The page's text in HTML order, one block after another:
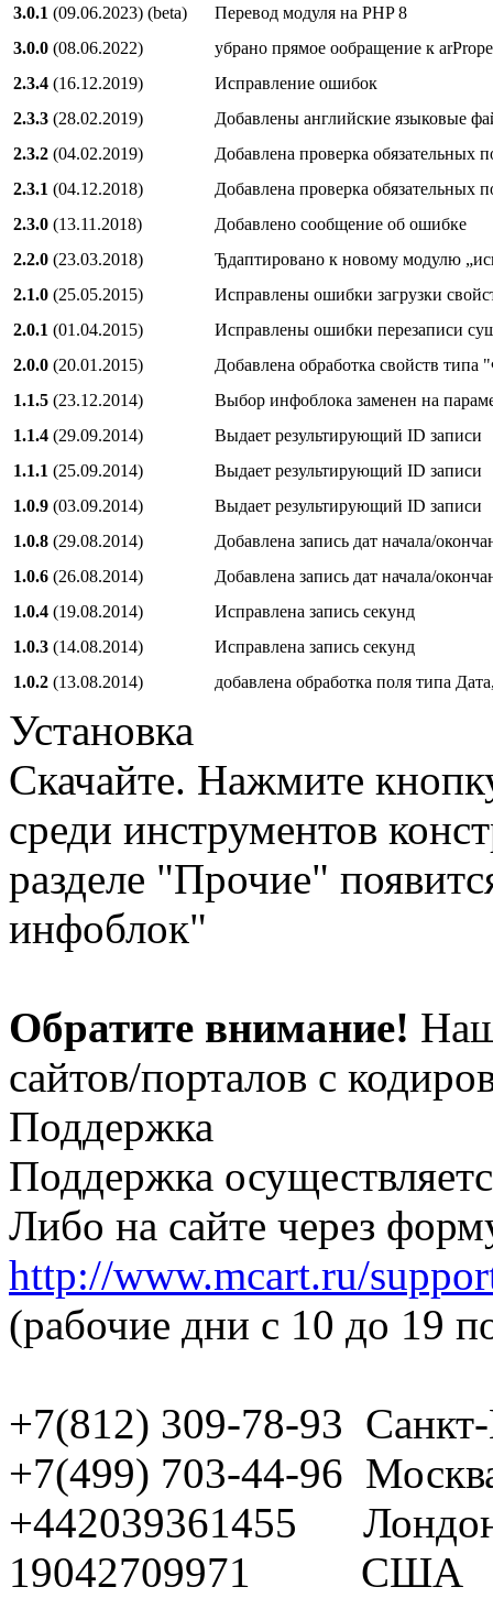
3.0.1 (09.06.2023) (beta)
Перевод модуля на PHP 8
3.0.0 (08.06.2022)
убрано прямое ообращение к
2.3.4 (16.12.2019)
Исправление ошибок
2.3.3 (28.02.2019)
Добавлены английские языковые
2.3.2 (04.02.2019)
Добавлена проверка обязательных
2.3.1 (04.12.2018)
Добавлена проверка обязательных
2.3.0 (13.11.2018)
Добавлено сообщение об ошибке
2.2.0 (23.03.2018)
Ђдаптировано к новому модулю
2.1.0 (25.05.2015)
Исправлены ошибки загрузки
2.0.1 (01.04.2015)
Исправлены ошибки перезаписи
2.0.0 (20.01.2015)
Добавлена обработка свойств
1.1.5 (23.12.2014)
Выбор инфоблока заменен на
1.1.4 (29.09.2014)
Выдает результирующий ID записи
1.1.1 (25.09.2014)
Выдает результирующий ID записи
1.0.9 (03.09.2014)
Выдает результирующий ID записи
1.0.8 (29.08.2014)
Добавлена запись дат начала/
1.0.6 (26.08.2014)
Добавлена запись дат начала/
1.0.4 (19.08.2014)
Исправлена запись секунд
1.0.3 (14.08.2014)
Исправлена запись секунд
1.0.2 (13.08.2014) добавлена обработка поля типа
Установка
Скачайте. Нажмите
среди инструментов
разделе "Прочие"
инфоблок"
Обратите внимание!
сайтов/порталов с
Поддержка
Поддержка
Либо на сайте через
http://www.mcart.ru/
(рабочие дни с 10 до 19
+7(812) 309-78-93
+7(499) 703-44-96
+442039361455
19042709971 США